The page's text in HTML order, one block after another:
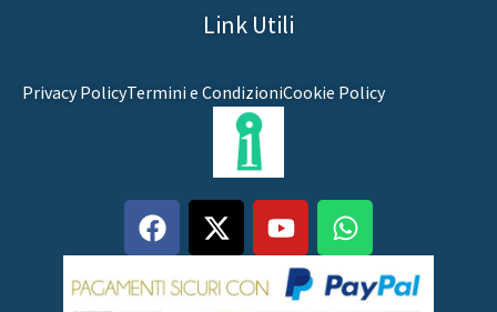
Link Utili
Privacy PolicyTermini e CondizioniCookie Policy